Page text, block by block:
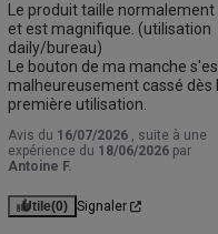
Le produit taille normalement
et est magnifique. (utilisation
daily/bureau)
Le bouton de ma manche
malheureusement cassé dès
première utilisation.
Avis du 16/07/2026 , suite à une
expérience du 18/06/2026 par
Antoine F.
Utile(0) Signaler